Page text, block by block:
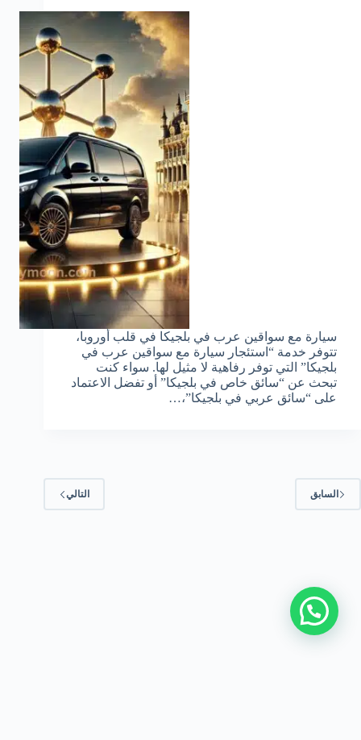
سيارة مع سواقين عرب في بلجيكا في قلب أوروبا،
تتوفر خدمة “استئجار سيارة مع سواقين عرب في
بلجيكا” التي توفر رفاهية لا مثيل لها. سواء كنت
تبحث عن “سائق خاص في بلجيكا” أو تفضل الاعتماد
على “سائق عربي في بلجيكا”،…
السابق التالي